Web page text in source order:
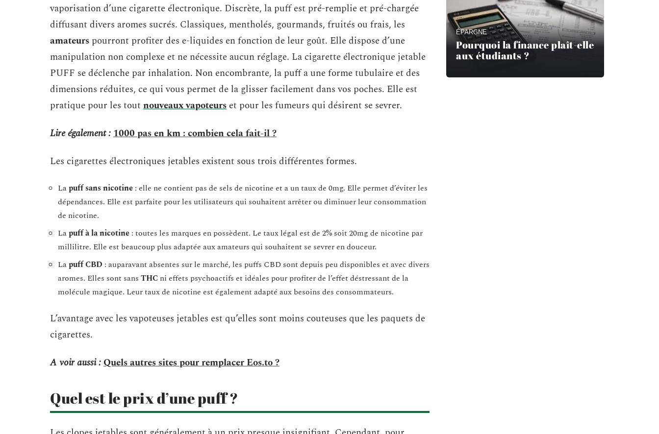
vaporisation d’une cigarette électronique. Discrète, la puff est pré-remplie et pré-chargée
diffusant divers aromes sucrés. Classiques, mentholés, gourmands, fruités ou frais, les
amateurs pourront profiter des e-liquides en fonction de leur goût. Elle dispose d’une
manipulation non complexe et ne nécessite aucun réglage. La cigarette électronique jetable
PUFF se déclenche par inhalation. Non encombrante, la puff a une forme tubulaire et des
dimensions réduites, ce qui vous permet de la glisser facilement dans vos poches. Elle est
pratique pour les tout nouveaux vapoteurs et pour les fumeurs qui désirent se sevrer.
Lire également :1000 pas en km : combien cela fait-il ?
Les cigarettes électroniques jetables existent sous trois différentes formes.
Lapuff sans nicotine : elle ne contient pas de sels de nicotine et a un taux de 0mg. Elle permet d’éviter les
dépendances. Elle est parfaite pour les utilisateurs qui souhaitent arrêter ou diminuer leur consommation
de nicotine.
Lapuff à la nicotine : toutes les marques en possèdent. Le taux légal est de 2% soit 20mg de nicotine par
millilitre. Elle est beaucoup plus adaptée aux amateurs qui souhaitent se sevrer en douceur.
Lapuff CBD : auparavant absentes sur le marché, les puffs CBD sont depuis peu disponibles et avec divers
aromes. Elles sont sans THC ni effets psychoactifs et idéales pour profiter de l’effet déstressant de la
molécule magique. Leur taux de nicotine est également adapté aux besoins des consommateurs.
L’avantage avec les vapoteuses jetables est qu’elles sont moins couteuses que les paquets de
cigarettes.
A voir aussi :Quels autres sites pour remplacer Eos.to ?
Quel est le prix d’une puff ?
ÉPARGNE
Pourquoi la finance plaît-elle
aux étudiants ?